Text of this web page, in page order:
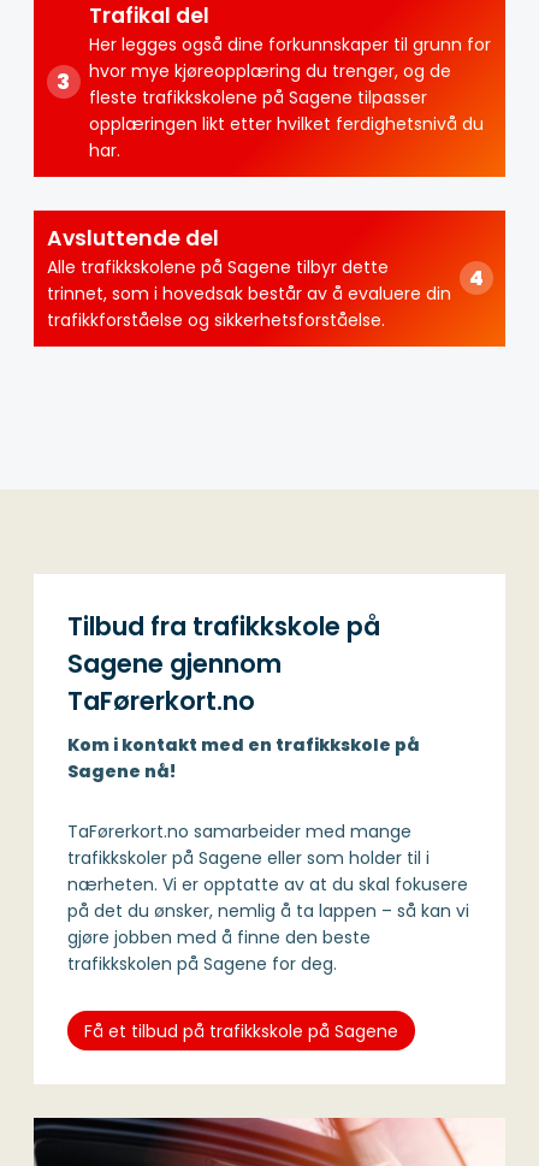
Trafikal del
Her legges også dine forkunnskaper til grunn for
hvor mye kjøreopplæring du trenger, og de
fleste trafikkskolene på Sagene tilpasser
opplæringen likt etter hvilket ferdighetsnivå du
har.
Avsluttende del
Alle trafikkskolene på Sagene tilbyr dette
trinnet, som i hovedsak består av å evaluere din
trafikkforståelse og sikkerhetsforståelse.
Tilbud fra trafikkskole på
Sagene gjennom
TaFørerkort.no
Kom i kontakt med en trafikkskole på
Sagene nå!
TaFørerkort.no samarbeider med mange
trafikkskoler på Sagene eller som holder til i
nærheten. Vi er opptatte av at du skal fokusere
på det du ønsker, nemlig å ta lappen – så kan vi
gjøre jobben med å finne den beste
trafikkskolen på Sagene for deg.
Få et tilbud på trafikkskole på Sagene